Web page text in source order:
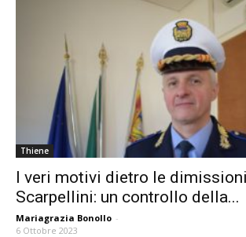
Thiene
I veri motivi dietro le
Scarpellini: un controllo della...
Mariagrazia Bonollo -
6 Ottobre 2023